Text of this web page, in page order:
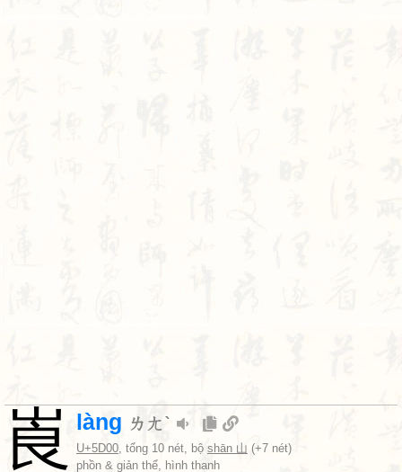
崀 làng ㄌㄤˋ
U+5D00, tổng 10 nét, bộ shān 山 (+7 nét)
phồn & giản thể, hình thanh